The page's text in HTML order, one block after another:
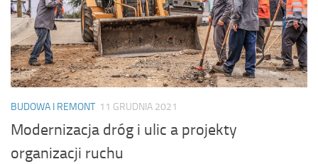
BUDOWA I REMONT 11 GRUDNIA 2021
Modernizacja dróg i ulic a projekty
organizacji ruchu